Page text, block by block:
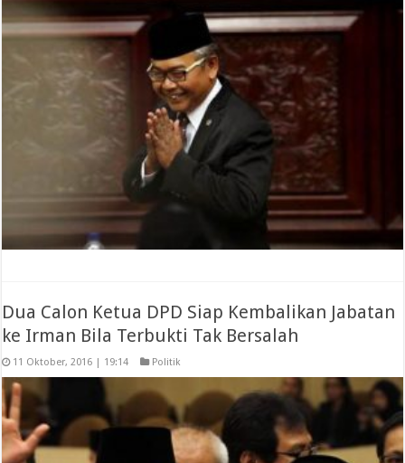
Dua Calon Ketua DPD Siap Kembalikan Jabatan
ke Irman Bila Terbukti Tak Bersalah
11 Oktober, 2016 | 19:14 Politik